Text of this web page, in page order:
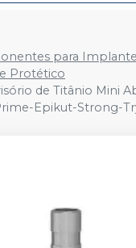
para Implante
Protético
de Titânio Mini
Epikut-Strong-